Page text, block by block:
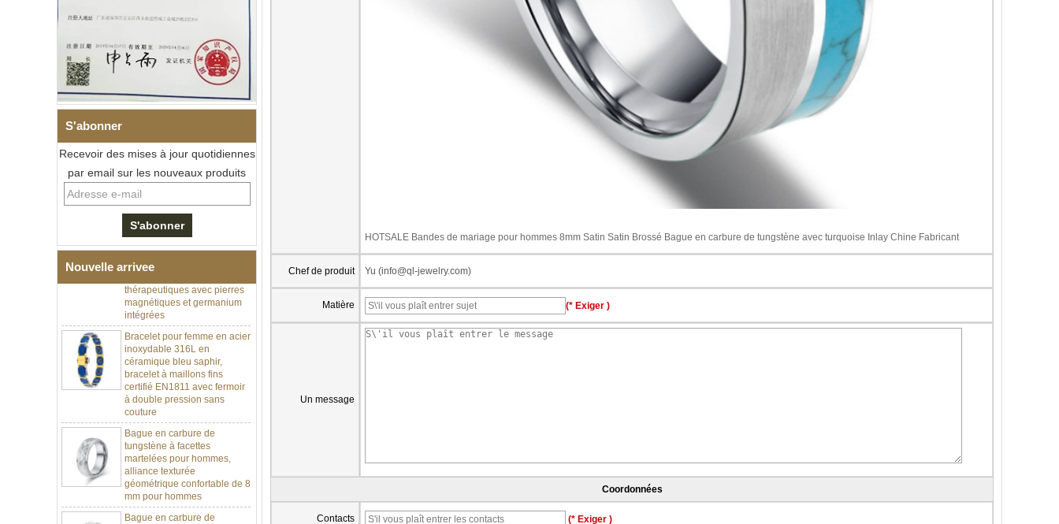
S'abonner
Recevoir des mises à jour quotidiennes
par email sur les nouveaux produits
Nouvelle arrivee
Bracelet à maillons I en acier
inoxydable 304 en
céramique de zircone noire
pour hommes, fermoir
déployant à double poussée
316L, bracelet à maillons
magnétiques et germanium
intégrées
Bracelet pour femme en acier
inoxydable 316L en
céramique bleu saphir,
bracelet à maillons fins
certifié EN1811 avec fermoir
à double pression sans
couture
Bague en carbure de
tungstène à facettes
martelées pour hommes,
alliance texturée
géométrique confortable de 8
mm pour hommes
Bague en carbure de
tungstène pour hommes,
HOTSALE Bandes de mariage pour hommes 8mm Satin Satin Brossé Bague en carbure de tungstène avec turquoise Inlay Chine Fabricant
Chef de produit Yu (info@ql-jewelry.com)
Matière (* Exiger )
Un message
Coordonnées
Contacts (* Exiger )